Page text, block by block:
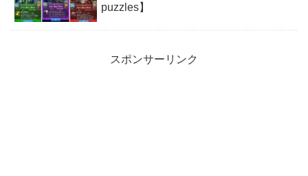
puzzles】
スポンサーリンク